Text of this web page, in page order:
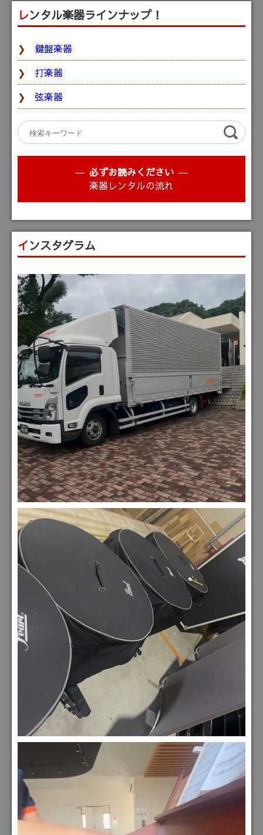
レンタル楽器ラインナップ！
鍵盤楽器
打楽器
弦楽器
必ずお読みください
楽器レンタルの流れ
インスタグラム